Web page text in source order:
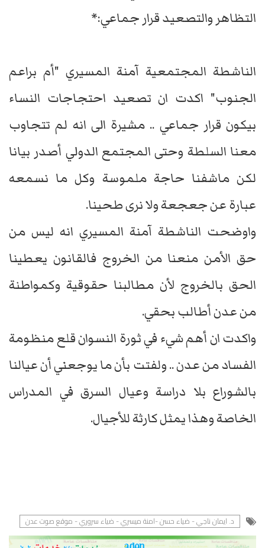
التظاهر والتصعيد قرار جماعي:*
الناشطة المجتمعية آمنة المسيري "أم براعم
الجنوب" اكدت ان تصعيد احتجاجات النساء
بيكون قرار جماعي .. مشيرة الى انه لم تتجاوب
معنا السلطة وحتى المجتمع الدولي أصدر بيانا
لكن ماشفنا حاجة ملموسة وكل ما نسمعه
عبارة عن جعجعة ولا نرى طحينا.
واوضحت الناشطة آمنة المسيري انه ليس من
حق الأمن منعنا من الخروج فالقانون يعطينا
الحق بالخروج لأن مطالبنا حقوقية وكمواطنة
من عدن أطالب بحقي.
واكدت ان أهم شيء في ثورة النسوان قلع منظومة
الفساد من عدن .. ولفتت بأن ما يوجعني أن عيالنا
بالشوراع بلا دراسة وعيال السرق في المدراس
الخاصة وهذا يمثل كارثة للأجيال.
د. ايمان ناجي - ضياء حسن -امنة ميسري - ضياء سروري - موقع صوت عدن